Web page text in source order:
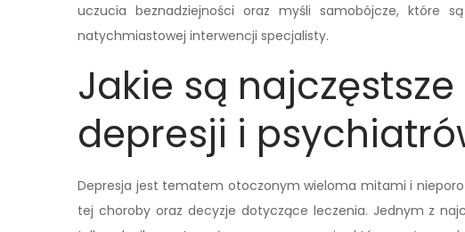
uczucia beznadziejności oraz myśli samobójcze, które
natychmiastowej interwencji specjalisty.
Jakie są
depresji i
Depresja jest tematem otoczonym wieloma mitami i
tej choroby oraz decyzje dotyczące leczenia. Jednym z